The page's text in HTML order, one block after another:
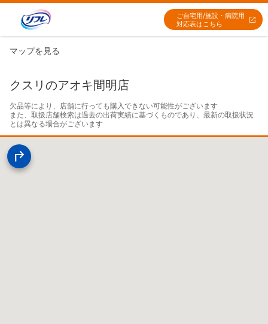
ご自宅用/施設・病院用
対応表はこちら
マップを見る
クスリのアオキ間明店
欠品等により、店舗に行っても購入できない可能性がございます
また、取扱店舗検索は過去の出荷実績に基づくものであり、最新の取扱状況
とは異なる場合がございます